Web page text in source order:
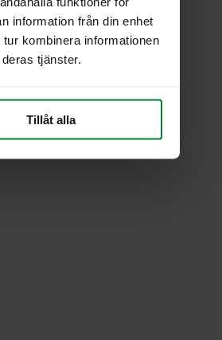
information från din enhet
kombinera informationen
tjänster.
Tillåt alla